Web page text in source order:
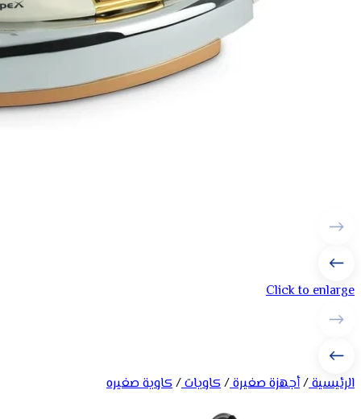
Click to enlarge
الرئيسية/أجهزة صغيرة/كاويات/كاوية صغيره